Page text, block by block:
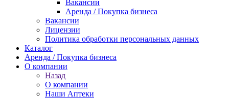
Вакансии
Аренда / Покупка бизнеса
Вакансии
Лицензии
Политика обработки персональных данных
Каталог
Аренда / Покупка бизнеса
О компании
Назад
О компании
Наши Аптеки